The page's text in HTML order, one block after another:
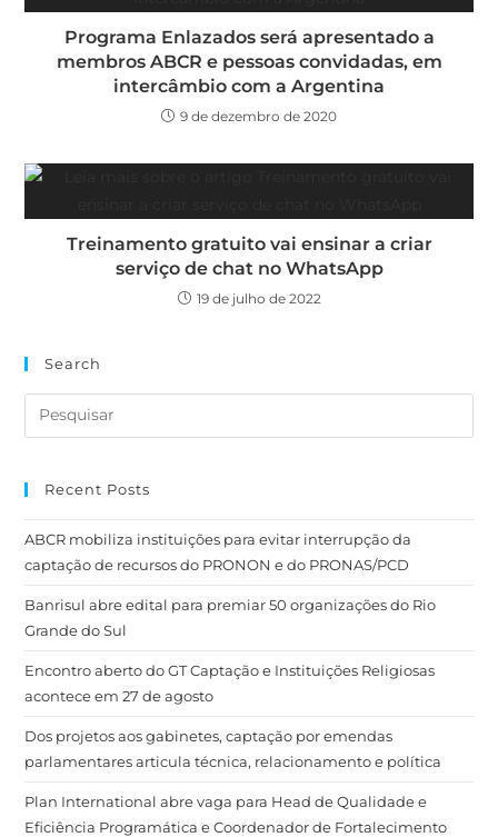
Programa Enlazados será apresentado a
membros ABCR e pessoas convidadas, em
intercâmbio com a Argentina
9 de dezembro de 2020
Treinamento gratuito vai ensinar a criar
serviço de chat no WhatsApp
19 de julho de 2022
Search
Recent Posts
ABCR mobiliza instituições para evitar interrupção da
captação de recursos do PRONON e do PRONAS/PCD
Banrisul abre edital para premiar 50 organizações do Rio
Grande do Sul
Encontro aberto do GT Captação e Instituições Religiosas
acontece em 27 de agosto
Dos projetos aos gabinetes, captação por emendas
parlamentares articula técnica, relacionamento e política
Plan International abre vaga para Head de Qualidade e
Eficiência Programática e Coordenador de Fortalecimento